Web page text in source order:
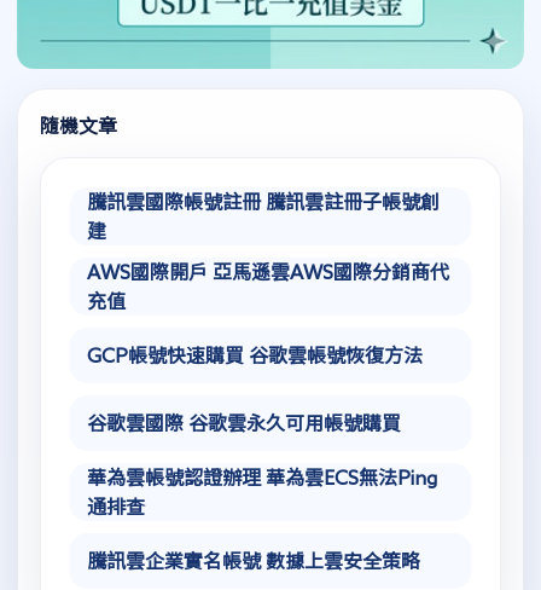
隨機文章
騰訊雲國際帳號註冊 騰訊雲註冊子帳號創
建
AWS國際開戶 亞馬遜雲AWS國際分銷商代
充值
GCP帳號快速購買 谷歌雲帳號恢復方法
谷歌雲國際 谷歌雲永久可用帳號購買
華為雲帳號認證辦理 華為雲ECS無法Ping
通排查
騰訊雲企業實名帳號 數據上雲安全策略